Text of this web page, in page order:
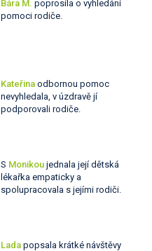
Bára M. poprosila o vyhledání
pomoci rodiče.
Kateřina odbornou pomoc
nevyhledala, v úzdravě jí
podporovali rodiče.
S Monikoujednala její dětská
lékařka empaticky a
spolupracovala s jejími rodiči.
Ladapopsala krátké návštěvy